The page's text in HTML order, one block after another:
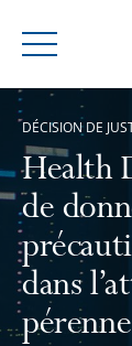
Menu
Health
de
dans
pérenne
DÉCISION DE